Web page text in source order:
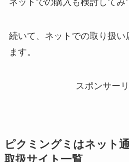
ネットでの購入も検討してみ
続いて、ネットでの取り扱い
ます。
スポンサー
ピクミングミはネット
取扱サイト一覧